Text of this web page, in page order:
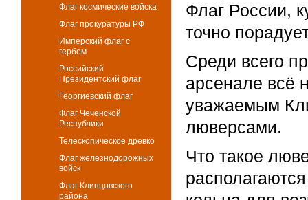
Флаг космические войска
Флаг прокуратуры РФ
Имперский флаг с
гербом
Российский
Президентский флаг
Георгиевский флаг
Флаг Чеченской
Республики
Телескопическое древко
Флаг железнодорожных
войск
Флаг Клинцовского
района
Флаг России,
точно
Среди всего
арсенале всё
уважаемым
люверсами.
Что такое